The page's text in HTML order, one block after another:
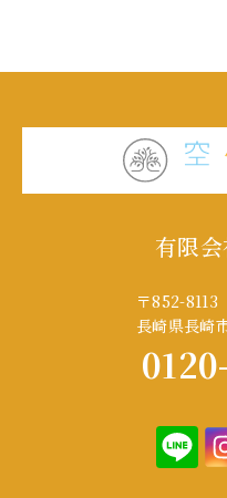
有限
〒852-8113
長崎県長崎